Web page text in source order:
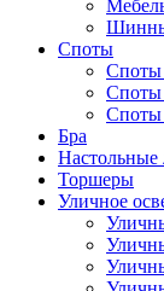
Споты
Споты
Споты
Споты
Бра
Торшеры
Уличное